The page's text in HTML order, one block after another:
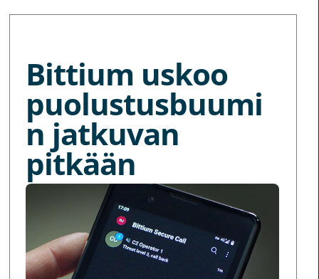
Bittium uskoo
puolustusbuumi
n jatkuvan
pitkään